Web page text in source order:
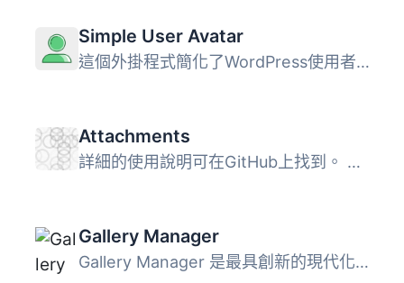
Simple User Avatar
這個外掛程式簡化了WordPress使用者的生活。 現在使用者可以...
Attachments
詳細的使用說明可在GitHub上找到。 Attachments外掛允許您從W...
Gallery Manager
Gallery Manager 是最具創新的現代化 WordPress 圖庫管理工具...